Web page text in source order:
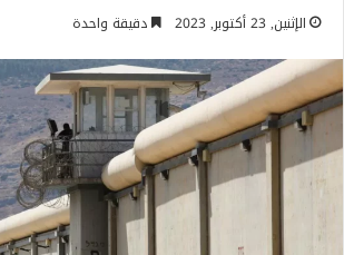
الإثنين, 23 أكتوبر, 2023 دقيقة واحدة